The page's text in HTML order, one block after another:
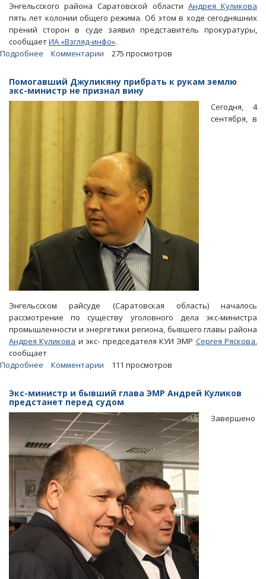
Энгельсского района Саратовской области Андрея Куликова
пять лет колонии общего режима. Об этом в ходе сегодняшних
прений сторон в суде заявил представитель прокуратуры,
сообщаетИА «Взгляд-инфо».
Подробнее
понимающего»
Андрея
Комментарии 275 просмотров
Помогавший Джуликяну прибрать к рукам землю
экс-министр не признал вину
Сегодня, 4
сентября, в
Энгельсском райсуде (Саратовская область) началось
рассмотрение по существу уголовного дела экс-министра
промышленности и энергетики региона, бывшего главы района
Андрея Куликова и экс- председателя КУИ ЭМР Сергея Ряскова,
сообщает
Подробнее
Джуликяну
прибрать
к
рукам
землю
экс-
министр
не
признал
вину
Комментарии 111 просмотров
Экс-министр и бывший глава ЭМР Андрей Куликов
предстанет перед судом
Завершено